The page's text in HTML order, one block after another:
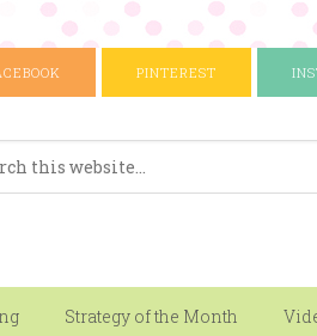
PINTEREST
Strategy of the Month